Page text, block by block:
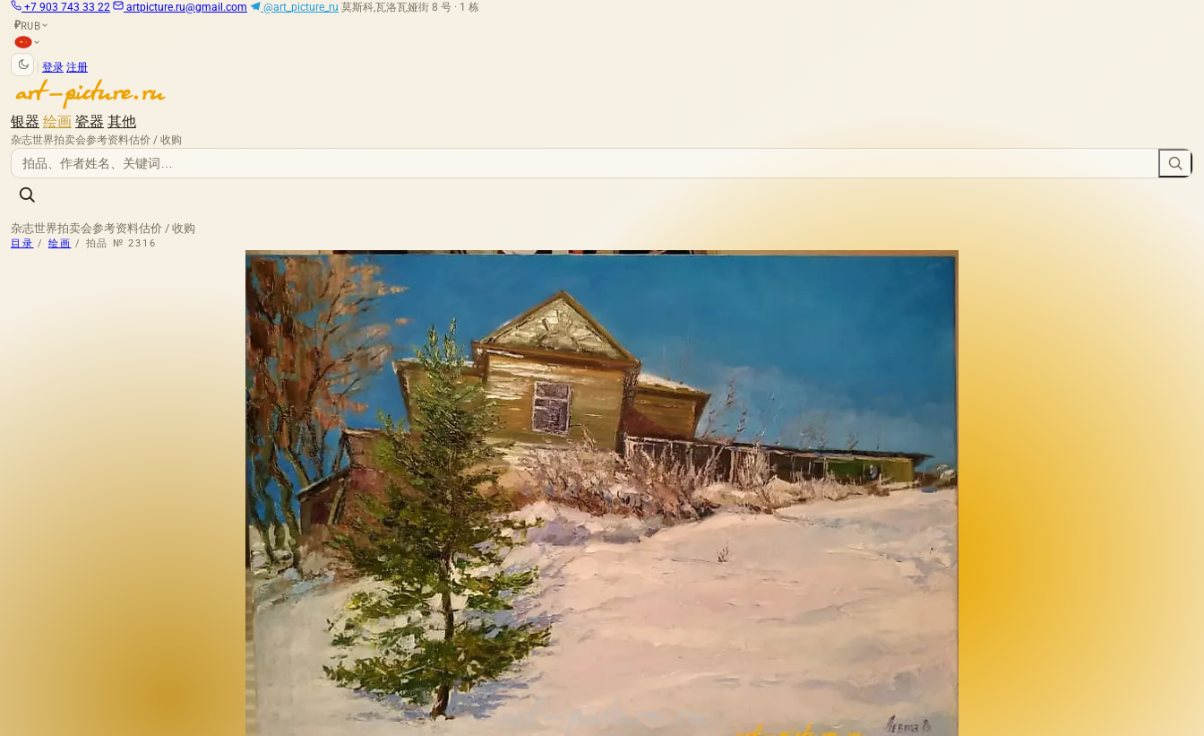
+7 903 743 33 22 artpicture.ru@gmail.com @art_picture_ru 莫斯科,瓦洛瓦娅街 8 号 · 1 栋
₽RUB
登录 注册
银器 绘画 瓷器 其他
杂志世界拍卖会参考资料估价 / 收购
杂志世界拍卖会参考资料估价 / 收购
目录 / 绘画 / 拍品 № 2316